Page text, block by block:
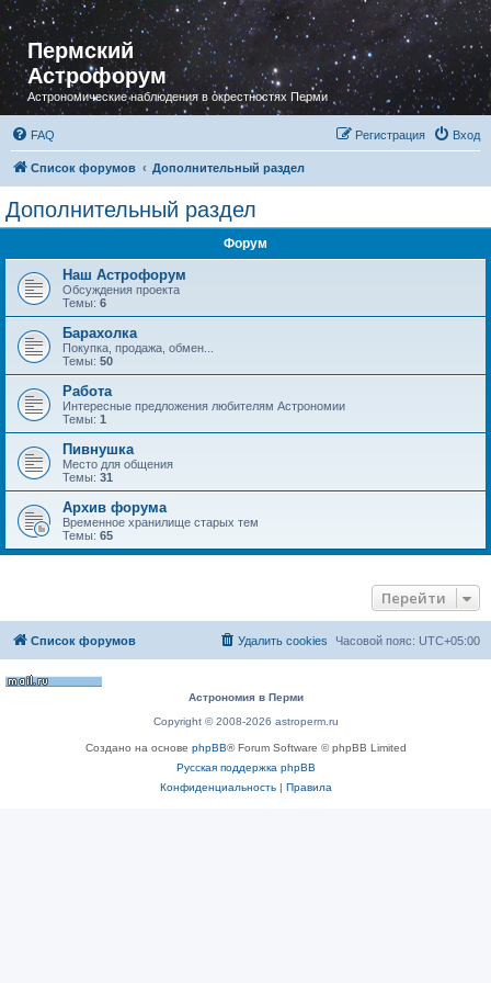
Пермский
Астрофорум
Астрономические наблюдения в окрестностях Перми
FAQ Вход
Регистрация
Список форумов Дополнительный раздел
Дополнительный раздел
Форум
Наш Астрофорум
Обсуждения проекта
Темы: 6
Барахолка
Покупка, продажа, обмен...
Темы: 50
Работа
Интересные предложения любителям Астрономии
Темы: 1
Пивнушка
Место для общения
Темы: 31
Архив форума
Временное хранилище старых тем
Темы: 65
Перейти
Список форумов Часовой пояс: UTC+05:00
Удалить cookies
Астрономия в Перми
Copyright © 2008-2026 astroperm.ru
Создано на основе phpBB® Forum Software © phpBB Limited
Русская поддержка phpBB
Конфиденциальность| Правила